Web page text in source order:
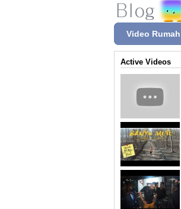
Video Rumah
Active Videos